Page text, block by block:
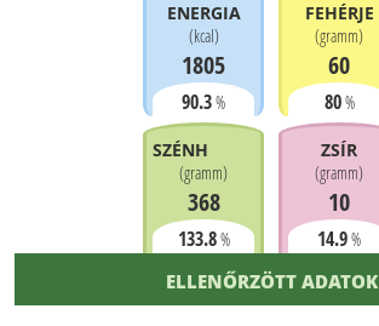
ENERGIA
(kcal)
1805
90.3%
FEHÉRJE
(gramm)
60
80%
SZÉNHIDRÁT
(gramm)
368
133.8%
ZSÍR
(gramm)
10
14.9%
ELLENŐRZÖTT ADATOK